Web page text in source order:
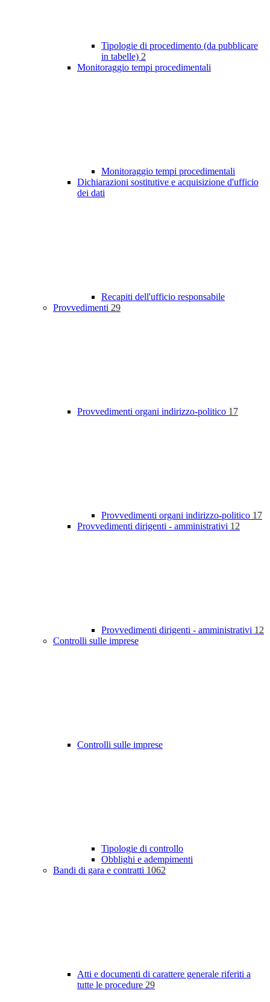
Tipologie di procedimento (da pubblicare
in tabelle) 2
Monitoraggio tempi procedimentali
Monitoraggio tempi procedimentali
Dichiarazioni sostitutive e acquisizione d'ufficio
dei dati
Recapiti dell'ufficio responsabile
Provvedimenti 29
Provvedimenti organi indirizzo-politico 17
Provvedimenti organi indirizzo-politico 17
Provvedimenti dirigenti - amministrativi 12
Provvedimenti dirigenti - amministrativi 12
Controlli sulle imprese
Controlli sulle imprese
Tipologie di controllo
Obblighi e adempimenti
Bandi di gara e contratti 1062
Atti e documenti di carattere generale riferiti a
tutte le procedure 29